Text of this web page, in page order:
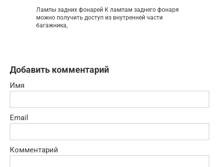
Лампы задних фонарей К лампам заднего фонаря
можно получить доступ из внутренней части
багажника,
Добавить комментарий
Имя
Email
Комментарий